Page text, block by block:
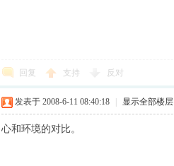
回复 支持 反对
发表于 2008-6-11 08:40:18 显示全部楼层
心和环境的对比。